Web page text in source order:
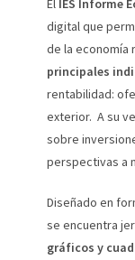
digital que
de la economía
principales
rentabilidad:
exterior. A su
sobre
perspectivas a
Diseñado en
se encuentra
gráficos y